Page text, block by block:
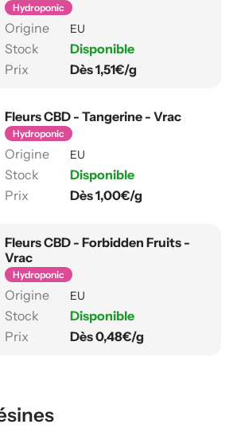
Hydroponic
EU
Disponible
Dès 1,51€/g
Fleurs CBD - Tangerine - Vrac
Hydroponic
EU
Disponible
Dès 1,00€/g
Fleurs CBD - Forbidden Fruits -
Vrac
Hydroponic
EU
Disponible
Dès 0,48€/g